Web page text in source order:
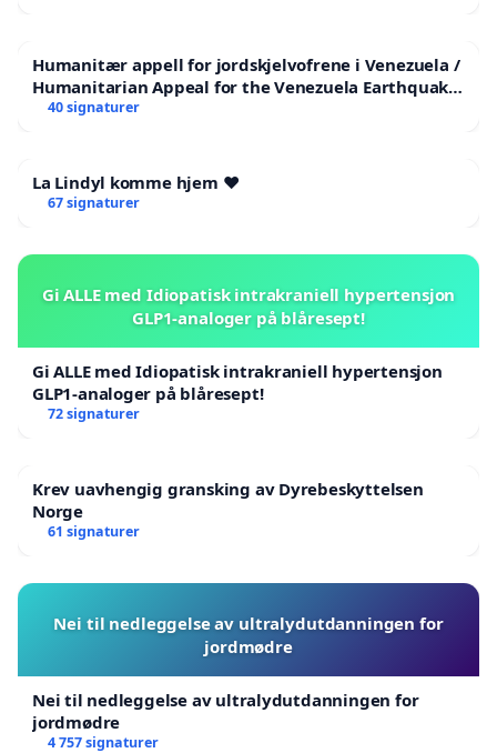
Humanitær appell for jordskjelvofrene i Venezuela /
Humanitarian Appeal for the Venezuela Earthquake
Victims
40 signaturer
La Lindyl komme hjem ❤️
67 signaturer
Gi ALLE med Idiopatisk intrakraniell hypertensjon
GLP1-analoger på blåresept!
Gi ALLE med Idiopatisk intrakraniell hypertensjon
GLP1-analoger på blåresept!
72 signaturer
Krev uavhengig gransking av Dyrebeskyttelsen
Norge
61 signaturer
Nei til nedleggelse av ultralydutdanningen for
jordmødre
Nei til nedleggelse av ultralydutdanningen for
jordmødre
4 757 signaturer